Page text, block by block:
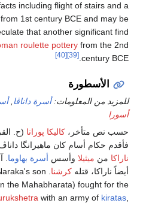
including flight of stairs and a
from 1st century BCE and may be
that another significant find
Roman roulette potteryfrom the 2nd
century BCE.
الأسطورة
للمزيد من المعلومات:أسرة داناڤا,أسرة
أسورا
حسب نص متأخر،كاليكا پورانا(ح. القرن
فأقدم حكام أسام كان ماهيرانگا داناڤ
ناراكامن ميثيلاوأسسأسرة بهاوما. آخر
أيضاً ناراكا، قتلهكرشنا . Naraka's son
in the Mahabharata) fought for the
Kurukshetrawith an army ofkiratas